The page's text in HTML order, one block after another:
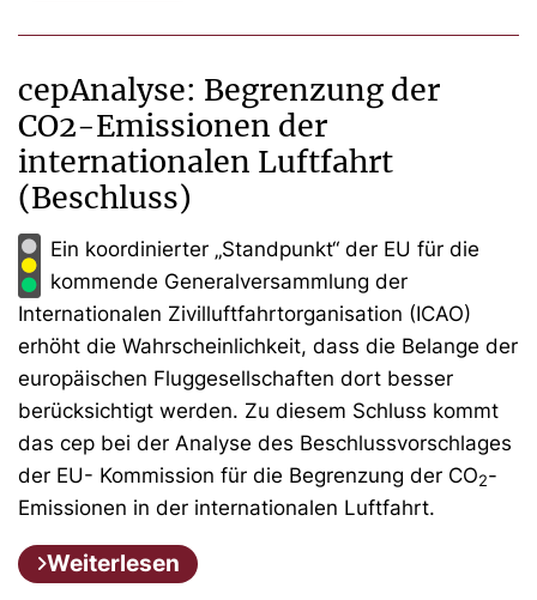
cepAnalyse: Begrenzung der
CO2-Emissionen der
internationalen Luftfahrt
(Beschluss)
Ein koordinierter „Standpunkt“ der EU für die
kommende Generalversammlung der
Internationalen Zivilluftfahrtorganisation (ICAO)
erhöht die Wahrscheinlichkeit, dass die Belange der
europäischen Fluggesellschaften dort besser
berücksichtigt werden. Zu diesem Schluss kommt
das cep bei der Analyse des Beschlussvorschlages
der EU- Kommission für die Begrenzung der CO2-
Emissionen in der internationalen Luftfahrt.
Weiterlesen